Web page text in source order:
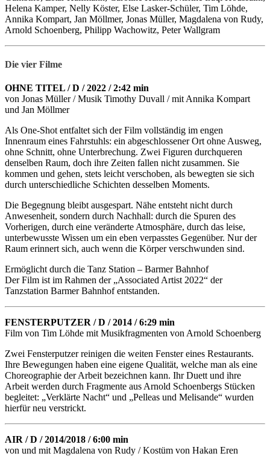
Helena Kamper, Nelly Köster, Else Lasker-Schüler, Tim Löhde,
Annika Kompart, Jan Möllmer, Jonas Müller, Magdalena von Rudy,
Arnold Schoenberg, Philipp Wachowitz, Peter Wallgram
Die vier Filme
OHNE TITEL / D / 2022 / 2:42 min
von Jonas Müller / Musik Timothy Duvall / mit Annika Kompart
und Jan Möllmer
Als One-Shot entfaltet sich der Film vollständig im engen
Innenraum eines Fahrstuhls: ein abgeschlossener Ort ohne Ausweg,
ohne Schnitt, ohne Unterbrechung. Zwei Figuren durchqueren
denselben Raum, doch ihre Zeiten fallen nicht zusammen. Sie
kommen und gehen, stets leicht verschoben, als bewegten sie sich
durch unterschiedliche Schichten desselben Moments.
Die Begegnung bleibt ausgespart. Nähe entsteht nicht durch
Anwesenheit, sondern durch Nachhall: durch die Spuren des
Vorherigen, durch eine veränderte Atmosphäre, durch das leise,
unterbewusste Wissen um ein eben verpasstes Gegenüber. Nur der
Raum erinnert sich, auch wenn die Körper verschwunden sind.
Ermöglicht durch die Tanz Station – Barmer Bahnhof
Der Film ist im Rahmen der „Associated Artist 2022“ der
Tanzstation Barmer Bahnhof entstanden.
FENSTERPUTZER / D / 2014 / 6:29 min
Film von Tim Löhde mit Musikfragmenten von Arnold Schoenberg
Zwei Fensterputzer reinigen die weiten Fenster eines Restaurants.
Ihre Bewegungen haben eine eigene Qualität, welche man als eine
Choreographie der Arbeit bezeichnen kann. Ihr Duett und ihre
Arbeit werden durch Fragmente aus Arnold Schoenbergs Stücken
begleitet: „Verklärte Nacht“ und „Pelleas und Melisande“ wurden
hierfür neu verstrickt.
AIR / D / 2014/2018 / 6:00 min
von und mit Magdalena von Rudy / Kostüm von Hakan Eren